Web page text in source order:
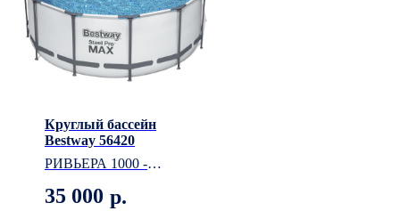
Круглый бассейн
Bestway 56420
РИВЬЕРА 1000 -
плавательный бассейн
35 000 р.